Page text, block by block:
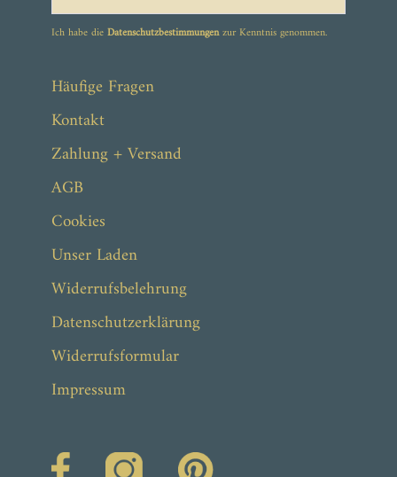
Ich habe dieDatenschutzbestimmungenzur Kenntnis genommen.
Häufige Fragen
Kontakt
Zahlung + Versand
AGB
Cookies
Unser Laden
Widerrufsbelehrung
Datenschutzerklärung
Widerrufsformular
Impressum